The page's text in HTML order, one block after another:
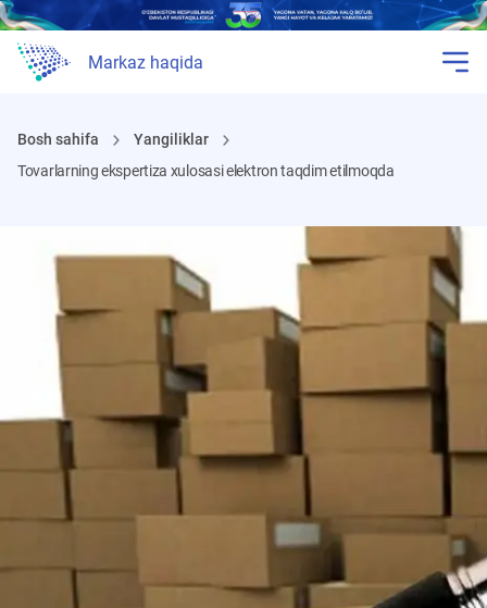
Markaz haqida
Bosh sahifa
Yangiliklar
Tovarlarning ekspertiza xulosasi elektron taqdim etilmoqda